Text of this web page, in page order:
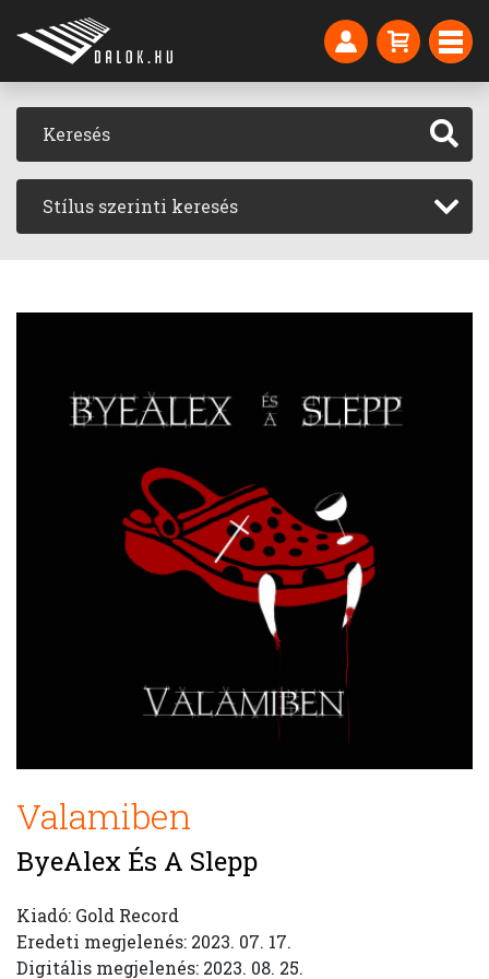
Stílus szerinti keresés
Valamiben
ByeAlex És A Slepp
Kiadó: Gold Record
Eredeti megjelenés: 2023. 07. 17.
Digitális megjelenés: 2023. 08. 25.